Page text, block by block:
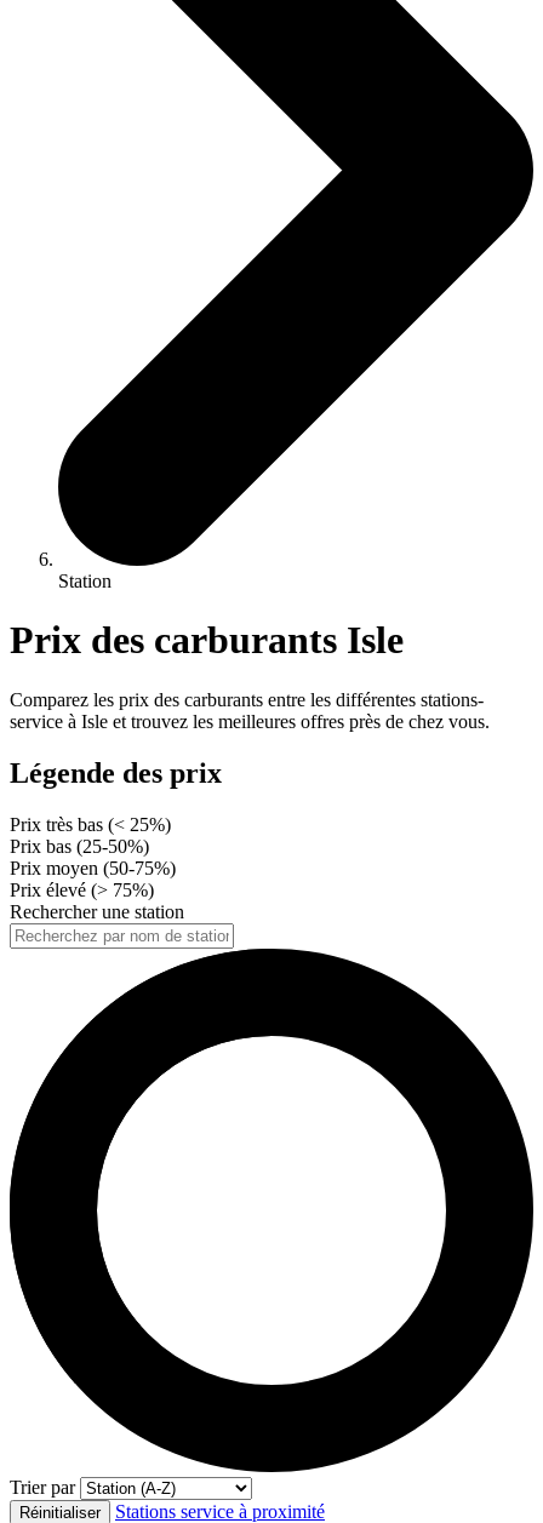
Station
Prix des carburants Isle
Comparez les prix des carburants entre les différentes stations-
service à Isle et trouvez les meilleures offres près de chez vous.
Légende des prix
Prix très bas (< 25%)
Prix bas (25-50%)
Prix moyen (50-75%)
Prix élevé (> 75%)
Rechercher une station
Trier par
Réinitialiser Stations service à proximité